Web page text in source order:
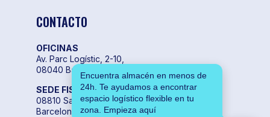
CONTACTO
OFICINAS
Av. Parc Logístic, 2-10,
08040 Barcelona
SEDE FISCAL
08810 Sant Pere de Ribes,
Barcelona
Encuentra almacén en menos de
24h. Te ayudamos a encontrar
espacio logístico flexible en tu
zona. Empieza aquí